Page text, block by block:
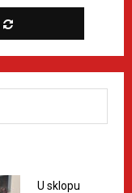
U sklopu